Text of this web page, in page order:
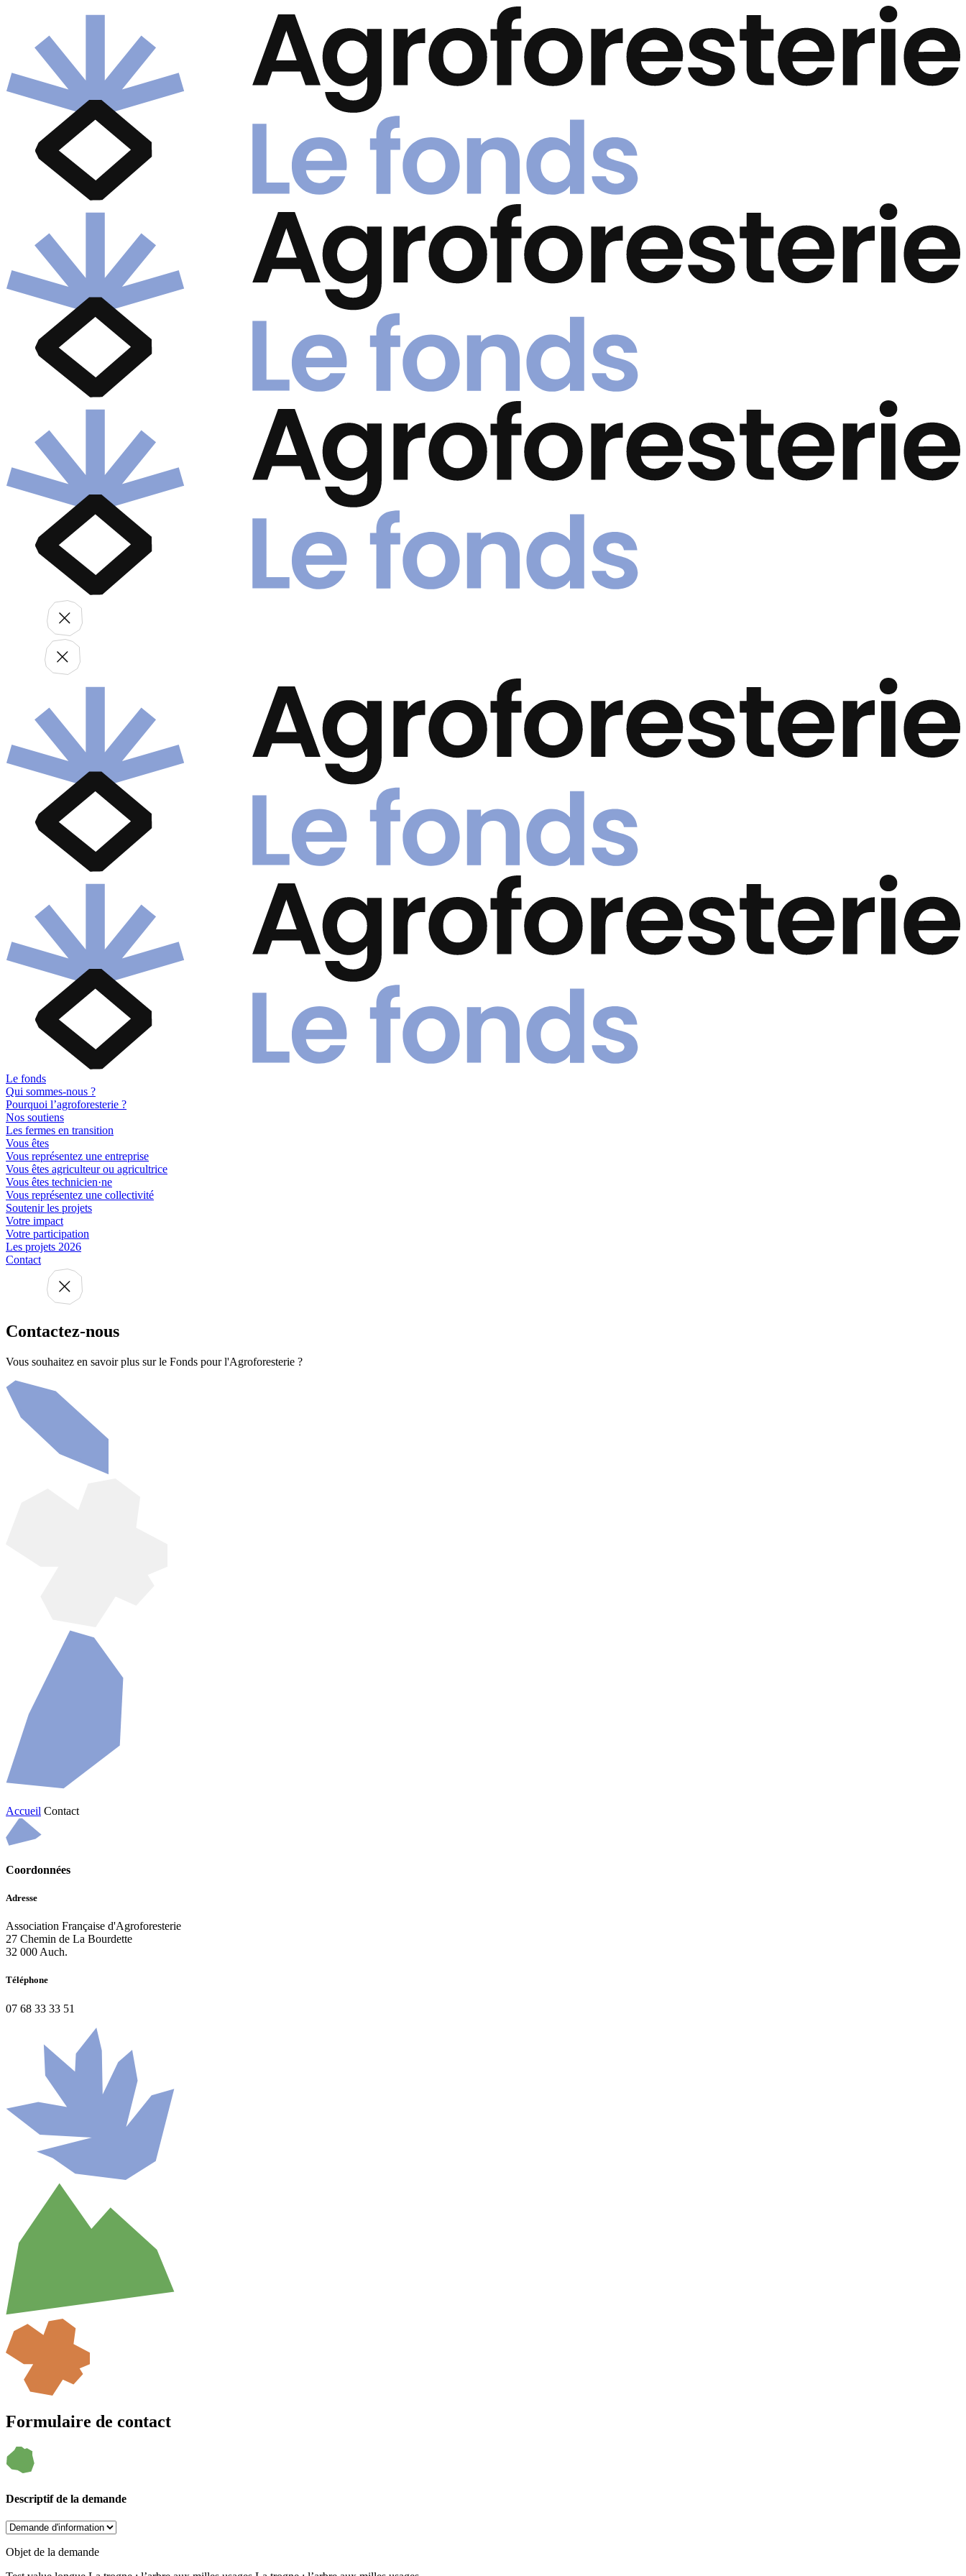
Le fonds
Qui sommes-nous ?
Pourquoi l’agroforesterie ?
Nos soutiens
Les fermes en transition
Vous êtes
Vous représentez une entreprise
Vous êtes agriculteur ou agricultrice
Vous êtes technicien·ne
Vous représentez une collectivité
Soutenir les projets
Votre impact
Votre participation
Les projets 2026
Contact
Contactez-nous
Vous souhaitez en savoir plus sur le Fonds pour l'Agroforesterie ?
Accueil Contact
Coordonnées
Adresse
Association Française d'Agroforesterie
27 Chemin de La Bourdette
32 000 Auch.
Téléphone
07 68 33 33 51
Formulaire de contact
Descriptif de la demande
Objet de la demande